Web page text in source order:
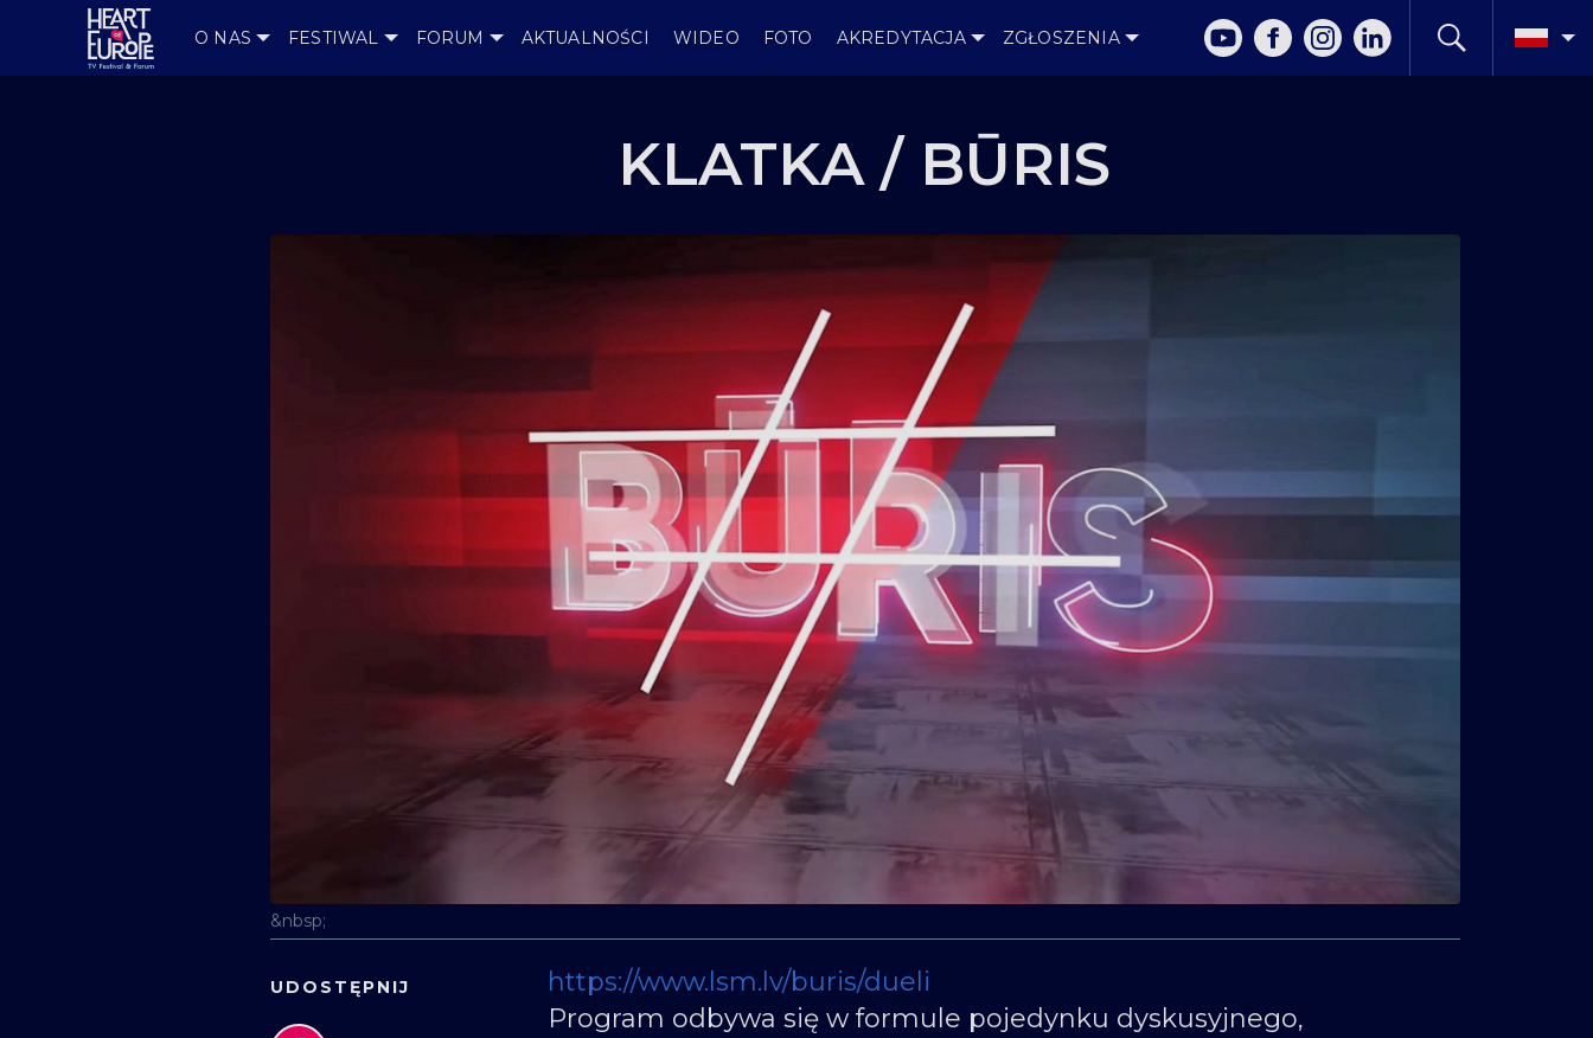
O NAS FESTIWAL FORUM AKTUALNOŚCI WIDEO FOTO AKREDYTACJA ZGŁOSZENIA
KLATKA / BŪRIS
&nbsp;
UDOSTĘPNIJ
https://www.lsm.lv/buris/dueli
Program odbywa się w formule pojedynku dyskusyjnego,